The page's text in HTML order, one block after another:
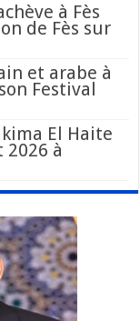
à Fès
de Fès sur
et arabe à
Festival
El Haite
à